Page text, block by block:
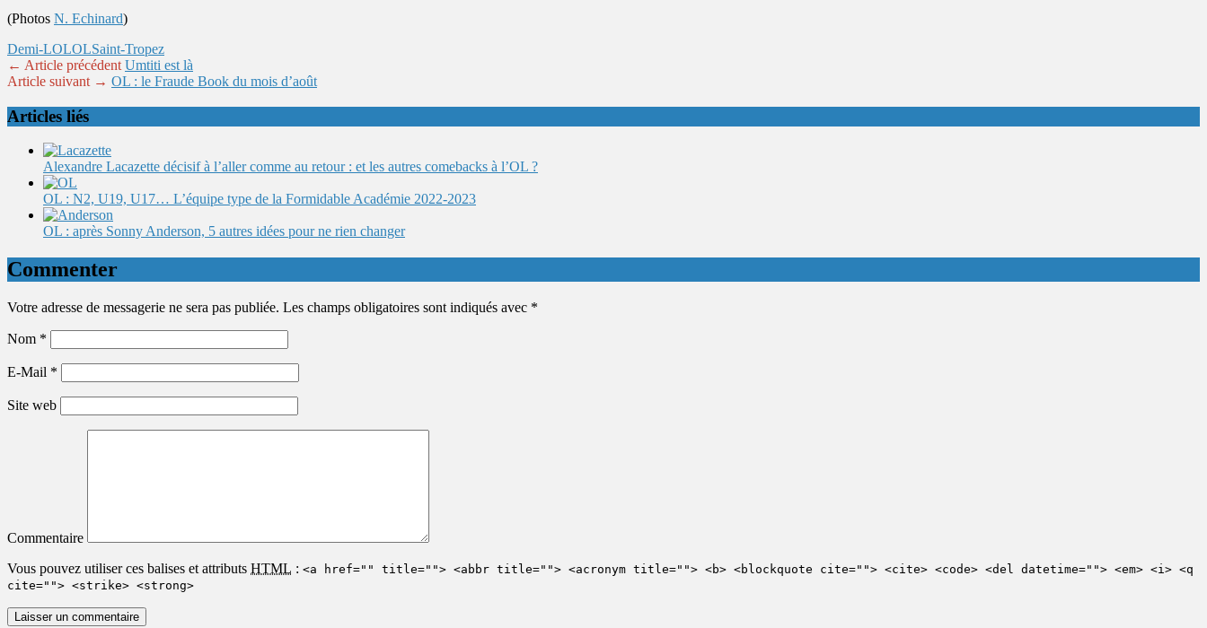
(Photos N. Echinard)
Demi-LOLOLSaint-Tropez
← Article précédent Umtiti est là
Article suivant → OL : le Fraude Book du mois d’août
Articles liés
Alexandre Lacazette décisif à l’aller comme au retour : et les autres comebacks à l’OL ?
OL : N2, U19, U17… L’équipe type de la Formidable Académie 2022-2023
OL : après Sonny Anderson, 5 autres idées pour ne rien changer
Commenter
Votre adresse de messagerie ne sera pas publiée. Les champs obligatoires sont indiqués avec *
Nom *
E-Mail *
Site web
Commentaire
Vous pouvez utiliser ces balises et attributs HTML : <a href="" title=""> <abbr title=""> <acronym title=""> <b> <blockquote cite=""> <cite> <code> <del datetime=""> <em> <i> <q
cite=""> <strike> <strong>